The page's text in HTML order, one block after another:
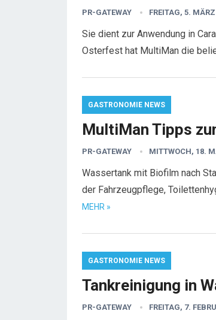
PR-GATEWAY FREITAG, 5.
Sie dient zur Anwendung in
Osterfest hat MultiMan die
GASTRONOMIE NEWS
MultiMan Tipps
PR-GATEWAY MITTWOCH, 18.
Wassertank mit Biofilm nach
der Fahrzeugpflege,
MEHR »
GASTRONOMIE NEWS
Tankreinigung in
PR-GATEWAY FREITAG, 7.